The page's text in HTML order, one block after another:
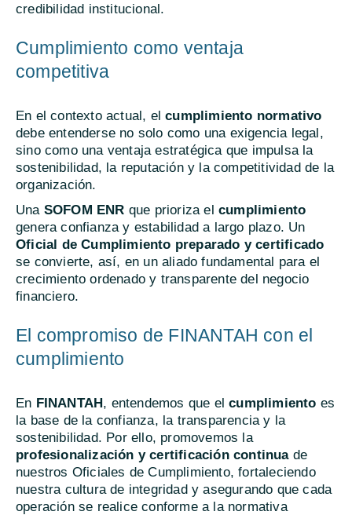
credibilidad institucional.
Cumplimiento como ventaja
competitiva
En el contexto actual, elcumplimiento normativo
debe entenderse no solo como una exigencia legal,
sino como una ventaja estratégica que impulsa la
sostenibilidad, la reputación y la competitividad de la
organización.
Una SOFOM ENR que prioriza elcumplimiento
genera confianza y estabilidad a largo plazo. Un
Oficial de Cumplimiento preparado y certificado
se convierte, así, en un aliado fundamental para el
crecimiento ordenado y transparente del negocio
financiero.
El compromiso de FINANTAH con el
cumplimiento
En FINANTAH, entendemos que elcumplimiento es
la base de la confianza, la transparencia y la
sostenibilidad. Por ello, promovemos la
profesionalización y certificación continuade
nuestros Oficiales de Cumplimiento, fortaleciendo
nuestra cultura de integridad y asegurando que cada
operación se realice conforme a la normativa